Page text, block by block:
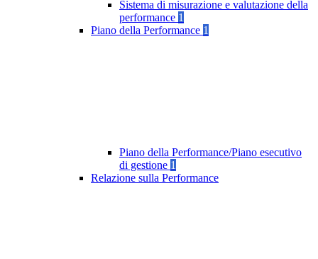
Sistema di misurazione e valutazione della
performance 1
Piano della Performance 1
Piano della Performance/Piano esecutivo
di gestione 1
Relazione sulla Performance